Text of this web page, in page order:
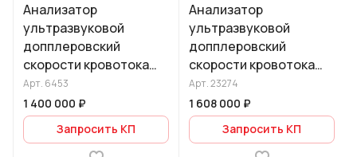
Анализатор
ультразвуковой
допплеровский
скорости кровотока
одноканальный, без
функции
эхоэнцефалографа, в
корпусе «моноблок»
Арт. 6453
1 400 000 ₽
Запросить КП
Анализатор
ультразвуковой
допплеровский
скорости кровотока
двухканальный, без
функции
эхоэнцефалографа, в
корпусе «моноблок»
Арт.23274
1 608 000 ₽
Запросить КП